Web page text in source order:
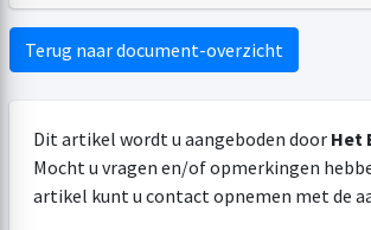
Terug naar document-overzicht
Dit artikel wordt u aangeboden door Het
Mocht u vragen en/of opmerkingen
artikel kunt u contact opnemen met de